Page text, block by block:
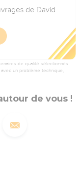
de David
de qualité sélectionnés.
un problème technique,
de vous !